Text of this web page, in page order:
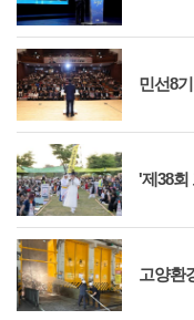
민선8
'제38회
고양환